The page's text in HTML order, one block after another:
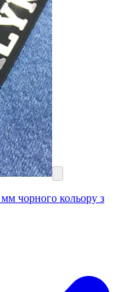
чорного кольору з